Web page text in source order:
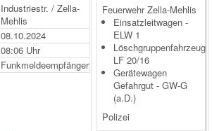
Industriestr. / Zella-
Mehlis
08.10.2024
08:06 Uhr
Funkmeldeempfänger
Feuerwehr Zella-Mehlis
Einsatzleitwagen -
ELW 1
Löschgruppenfahrzeug
LF 20/16
Gerätewagen
Gefahrgut - GW-G
(a.D.)
Polizei